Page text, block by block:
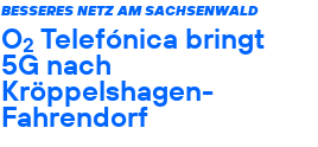
BESSERES NETZ AM SACHSENWALD
O2 Telefónica bringt
5G nach
Kröppelshagen-
Fahrendorf